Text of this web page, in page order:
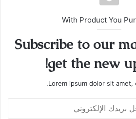
With Product You
Subscribe to our
get the new
Lorem ipsum dolor sit amet,